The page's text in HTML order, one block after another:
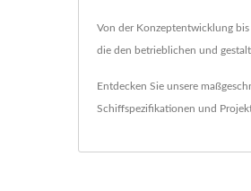
Von der Konzeptentwicklung
die den betrieblichen und
Entdecken Sie unsere
Schiffspezifikationen und